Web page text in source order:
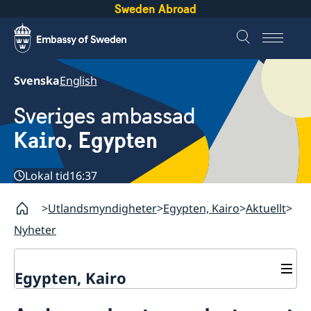
Sweden Abroad
SvenskaEnglish
Sveriges ambassad
Kairo, Egypten
Lokal tid16:37
Utlandsmyndigheter Egypten, Kairo Aktuellt
Nyheter
Egypten, Kairo